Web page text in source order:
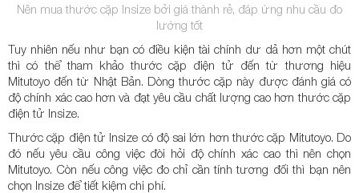
Nên mua thước cặp Insize bởi giá thành rẻ, đáp ứng nhu cầu đo
lường tốt
Tuy nhiên nếu như bạn có điều kiện tài chính dư dả hơn một chút
thì có thể tham khảo thước cặp điện tử đến từ thương hiệu
Mitutoyo đến từ Nhật Bản. Dòng thước cặp này được đánh giá có
độ chính xác cao hơn và đạt yêu cầu chất lượng cao hơn thước cặp
điện tử Insize.
Thước cặp điện tử Insize có độ sai lớn hơn thước cặp Mitutoyo. Do
đó nếu yêu cầu công việc đòi hỏi độ chính xác cao thì nên chọn
Mitutoyo. Còn nếu công việc đo chỉ cần tính tương đối thì bạn nên
chọn Insize để tiết kiệm chi phí.